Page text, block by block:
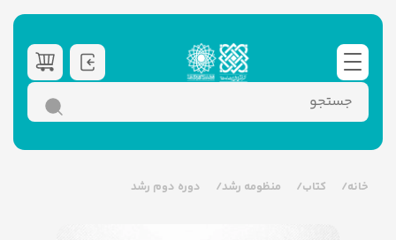
خانه کتاب منظومه رشد دوره دوم رشد